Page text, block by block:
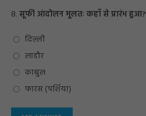
8.सूफी आंदोलन मूलतः कहाँ से प्रारंभ हुआ?
दिल्ली
लाहौर
काबुल
फारस (पर्शिया)